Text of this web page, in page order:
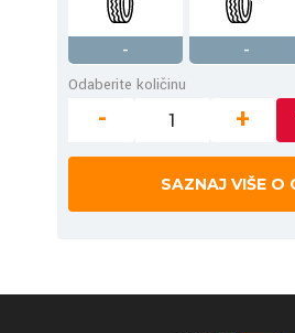
- -
Odaberite količinu
- +
SAZNAJ VIŠE O